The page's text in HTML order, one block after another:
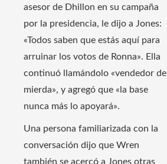
asesor de Dhillon en su campaña
por la presidencia, le dijo a Jones:
«Todos saben que estás aquí para
arruinar los votos de Ronna». Ella
continuó llamándolo «vendedor de
mierda», y agregó que «la base
nunca más lo apoyará».
Una persona familiarizada con la
conversación dijo que Wren
también se acercó a Jones otras